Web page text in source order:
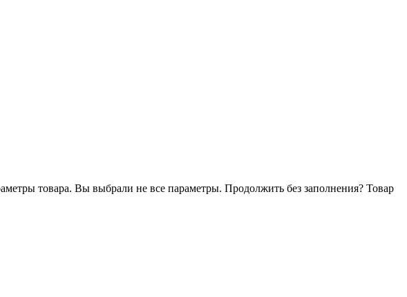
товара. Вы выбрали не все параметры. Продолжить без заполнения? Товар